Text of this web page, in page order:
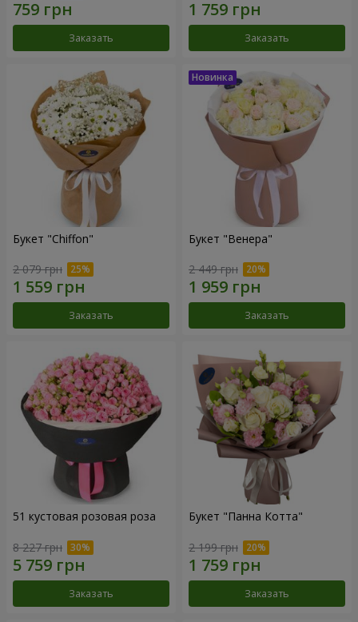
Заказать Заказать
Букет "Chiffon"
2 079 грн
Заказать
Букет "Венера"
2 449 грн
Заказать
51 кустовая розовая роза
8 227 грн
Заказать
Букет "Панна Котта"
2 199 грн
Заказать